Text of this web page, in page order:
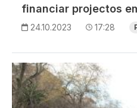
financiar projectos
24.10.2023 17:28
Imagem